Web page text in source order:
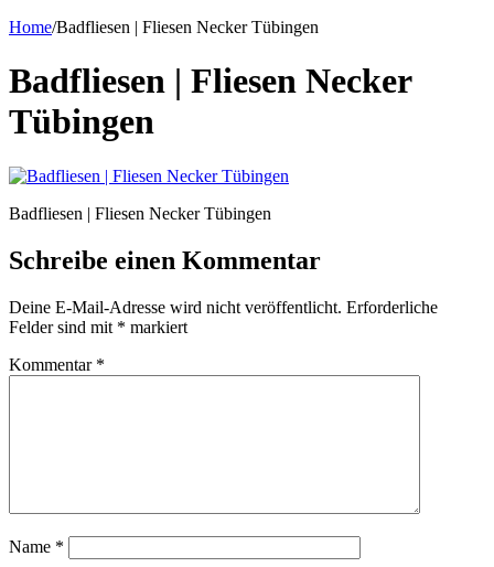
Home/Badfliesen | Fliesen Necker Tübingen
Badfliesen | Fliesen Necker
Tübingen
Badfliesen | Fliesen Necker Tübingen
Schreibe einen Kommentar
Deine E-Mail-Adresse wird nicht veröffentlicht. Erforderliche
Felder sind mit * markiert
Kommentar *
Name *